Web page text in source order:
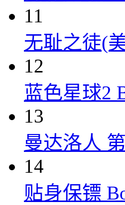
11
无耻之徒(
12
蓝色星球2
13
曼达洛人
14
贴身保镖